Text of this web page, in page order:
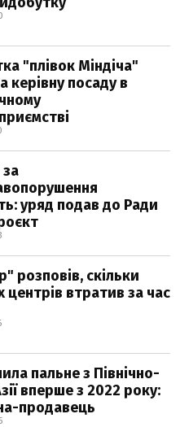
"плівок Міндіча"
керівну посаду в
уряд подав до Ради
розповів, скільки
центрів втратив за час
пальне з Північно-
вперше з 2022 року:
продавець